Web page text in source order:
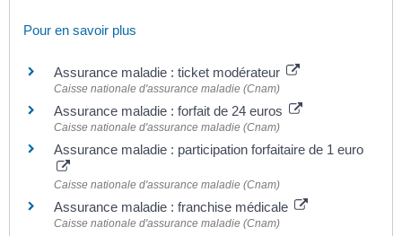
Pour en savoir plus
Assurance maladie : ticket modérateur
Caisse nationale d'assurance maladie (Cnam)
Assurance maladie : forfait de 24 euros
Caisse nationale d'assurance maladie (Cnam)
Assurance maladie : participation forfaitaire de 1 euro
Caisse nationale d'assurance maladie (Cnam)
Assurance maladie : franchise médicale
Caisse nationale d'assurance maladie (Cnam)